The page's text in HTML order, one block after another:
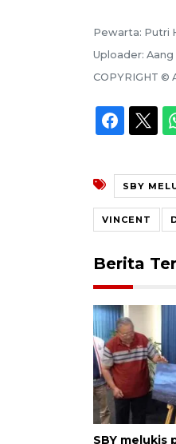
Pewarta: Putri
Uploader: Aang
COPYRIGHT ©
SBY
VINCENT
Berita
SBY melukis